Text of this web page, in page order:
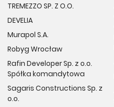
TREMEZZO SP. Z O.O.
DEVELIA
Murapol S.A.
Robyg Wrocław
Rafin Developer Sp. z o.o.
Spółka komandytowa
Sagaris Constructions Sp. z
o.o.